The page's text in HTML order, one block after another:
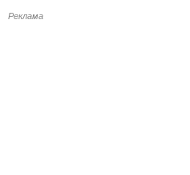
Реклама